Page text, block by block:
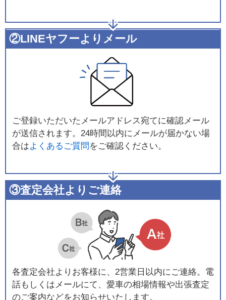
②LINEヤフーよりメール
ご登録いただいたメールアドレス宛てに確認メール
が送信されます。24時間以内にメールが届かない場
合はよくあるご質問 をご確認ください。
③査定会社よりご連絡
各査定会社よりお客様に、2営業日以内にご連絡。電
話もしくはメールにて、愛車の相場情報や出張査定
のご案内などをお知らせいたします。